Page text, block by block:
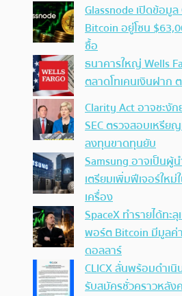
Glassnode เปิดข้อมู
Bitcoin อยู่โซน
ซื้อ
ธนาคารใหญ่ Wells
ตลาดโทเคนเงินฝาก
Clarity Act อาจชะงั
SEC ตรวจสอบเหรีย
ลงทุนขาดทุนยับ
Samsung อาจเป็นผู้
เตรียมเพิ่มฟีเจอร์ให
เครื่อง
SpaceX ทำรายได้ทะ
พอร์ต Bitcoin มีมูลค่
ดอลลาร์
CLICX ลั่นพร้อมดำ
รับสมัครชั่วคราวหลั